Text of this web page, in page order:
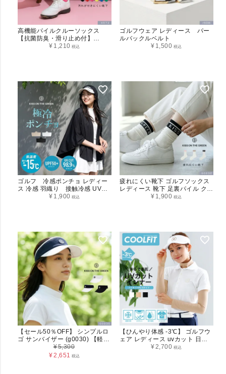
高機能パイルクルーソックス
【抗菌防臭・滑り止め付】
¥ 1,210 税込
ゴルフウェア レディース パー
ルバックルベルト
¥ 1,500 税込
ゴルフ 冷感ポンチョ レディー
ス 冷感 羽織り 接触冷感 UVカ
ット UPF50+ 紫外線対策 日焼け
¥ 1,900 税込
疲れにくい靴下 ゴルフソックス
レディース 靴下 足裏パイル クル
ー丈ソックス G0032
¥ 1,900 税込
【セール50％OFF】 シンプルロ
ゴ サンバイザー (g0030) 【軽
量・サイズ調整可】
¥5,300
¥2,651 税込
【ひんやり体感 -3℃】 ゴルフウ
ェア レディース uvカット 日焼
け防止 -3℃ひんやり体感 COOL
¥ 2,700 税込